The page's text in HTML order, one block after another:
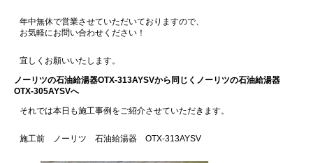
年中無休で営業させていただいておりますので、
お気軽にお問い合わせください！
宜しくお願いいたします。
ノーリツの石油給湯器OTX-313AYSVから同じくノーリツの石油給湯器
OTX-305AYSVへ
それでは本日も施工事例をご紹介させていただきます。
施工前 ノーリツ 石油給湯器 OTX-313AYSV